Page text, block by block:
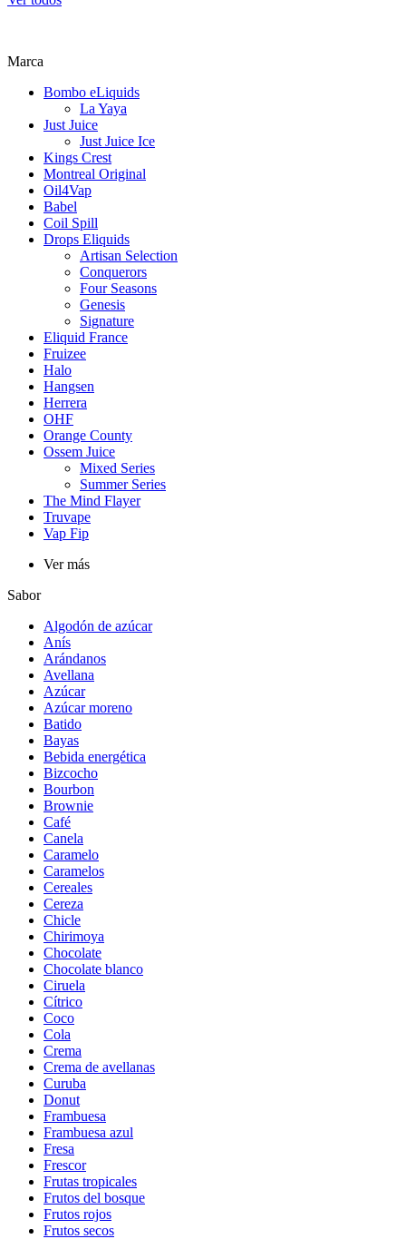
Marca
Bombo eLiquids
La Yaya
Just Juice
Just Juice Ice
Kings Crest
Montreal Original
Oil4Vap
Babel
Coil Spill
Drops Eliquids
Artisan Selection
Conquerors
Four Seasons
Genesis
Signature
Eliquid France
Fruizee
Halo
Hangsen
Herrera
OHF
Orange County
Ossem Juice
Mixed Series
Summer Series
The Mind Flayer
Truvape
Vap Fip
Ver más
Sabor
Algodón de azúcar
Anís
Arándanos
Avellana
Azúcar
Azúcar moreno
Batido
Bayas
Bebida energética
Bizcocho
Bourbon
Brownie
Café
Canela
Caramelo
Caramelos
Cereales
Cereza
Chicle
Chirimoya
Chocolate
Chocolate blanco
Ciruela
Cítrico
Coco
Cola
Crema
Crema de avellanas
Curuba
Donut
Frambuesa
Frambuesa azul
Fresa
Frescor
Frutas tropicales
Frutos del bosque
Frutos rojos
Frutos secos